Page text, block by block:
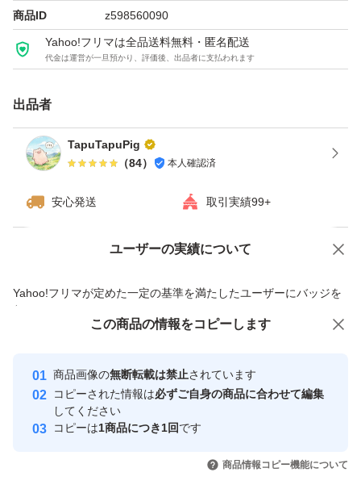
※ブラケット込み寸法: 330 × 120 × 40 mm
【注意事項・必ずお読みください】
・新品未使用品ですが、配送時や保管に伴う外箱の細かな
・納品書の写しを同梱いたします。万が一の初期不良や不
具合が生じた際は、購入者様ご自身でのご対応をお願いい
たします。
・購入者様都合での返品・返金はお受けできかねます。
・双方が安心してお取引できるよう、発送時に一度だけ外
の有無を確認いたします。外箱の封印部分の片側だけ開封
させていただきます。
#RX9060XT #16GB #PowerColor #Hellhound #white #白
#white #AI #新品 #購入証明 #保証
商品ID z598560090
Yahoo!フリマは全品送料無料・匿名配送
代金は運営が一旦預かり、評価後、出品者に支払われます
出品者
TapuTapuPig
（84） 本人確認済
安心発送 取引実績99+
ユーザーの実績について
Yahoo!フリマが定めた一定の基準を満たしたユーザーにバッジを
付与しています
安心取引出品者
心・安全なユーザーです
取引実績
引を完了させた実績があります
価格の相談 商品への質問
この商品の情報をコピーします
商品画像の無断転載は禁止されています
コピーされた情報は必ずご自身の商品に合わせて編集
してください
コピーは1商品につき1回です
商品情報コピー機能について
この商品をみている人にオススメ